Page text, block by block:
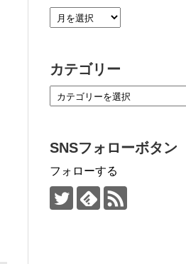
カテゴリー
SNSフォローボタン
フォローする